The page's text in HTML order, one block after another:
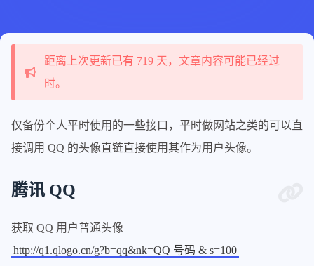
距离上次更新已有 719 天，文章内容可能已经过
时。
仅备份个人平时使用的一些接口，平时做网站之类的可以直
接调用 QQ 的头像直链直接使用其作为用户头像。
腾讯 QQ
获取 QQ 用户普通头像
http://q1.qlogo.cn/g?b=qq&nk=QQ 号码 & s=100